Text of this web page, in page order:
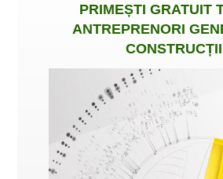
PRIMEȘTI GRATUIT
ANTREPRENORI
CONSTRUCȚII